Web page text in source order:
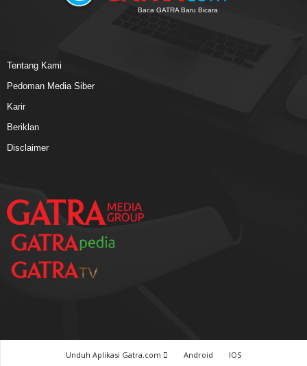
Baca GATRA Baru Bicara
Tentang Kami
Pedoman Media Siber
Karir
Beriklan
Disclaimer
Unduh Aplikasi Gatra.com Android IOS